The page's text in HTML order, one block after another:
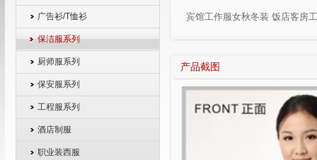
广告衫/T恤衫
保洁服系列
厨师服系列
保安服系列
工程服系列
酒店制服
职业装西服
宾馆工作服女秋冬装 饭店客房
产品截图